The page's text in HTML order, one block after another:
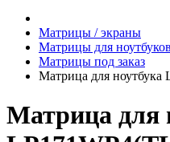
Матрицы / экраны
Матрицы для ноутбуков
Матрицы под заказ
Матрица для ноутбука
Матрица для